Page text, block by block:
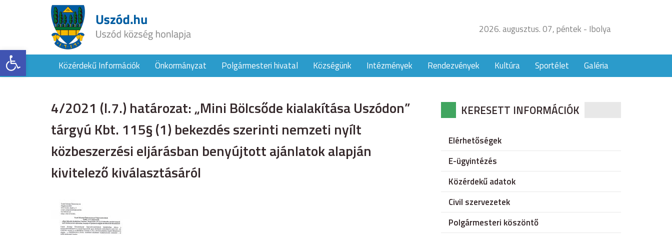
Eszköztár megnyitása
2026. augusztus. 07, péntek - Ibolya
Közérdekű Információk Önkormányzat Polgármesteri hivatal Községünk Intézmények Rendezvények Kultúra Sportélet Galéria
4/2021 (I.7.) határozat: „Mini Bölcsőde kialakítása Uszódon”
tárgyú Kbt. 115§ (1) bekezdés szerinti nemzeti nyílt
közbeszerzési eljárásban benyújtott ajánlatok alapján
kivitelező kiválasztásáról
KERESETT INFORMÁCIÓK
Elérhetőségek
E-ügyintézés
Közérdekű adatok
Civil szervezetek
Polgármesteri köszöntő